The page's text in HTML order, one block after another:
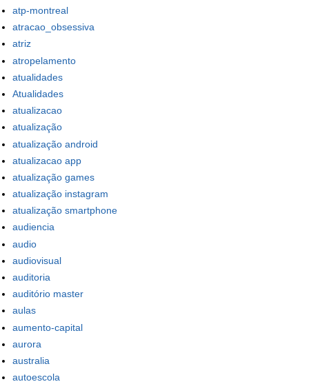
atp-montreal
atracao_obsessiva
atriz
atropelamento
atualidades
Atualidades
atualizacao
atualização
atualização android
atualizacao app
atualização games
atualização instagram
atualização smartphone
audiencia
audio
audiovisual
auditoria
auditório master
aulas
aumento-capital
aurora
australia
autoescola